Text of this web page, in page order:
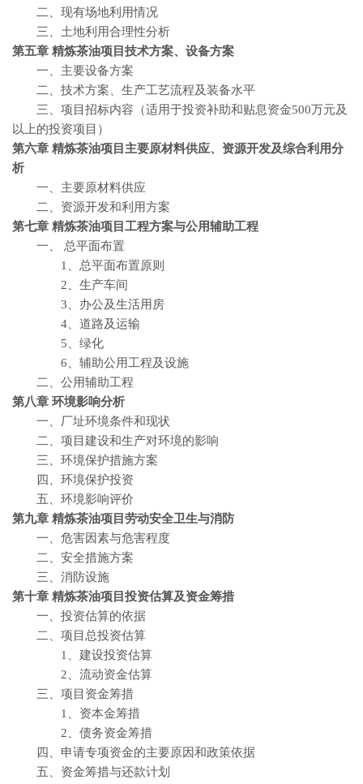
二、现有场地利用情况
三、土地利用合理性分析
第五章 精炼茶油项目技术方案、设备方案
一、主要设备方案
二、技术方案、生产工艺流程及装备水平
三、项目招标内容（适用于投资补助和贴息资金500万元及
以上的投资项目）
第六章 精炼茶油项目主要原材料供应、资源开发及综合利用分
析
一、主要原材料供应
二、资源开发和利用方案
第七章 精炼茶油项目工程方案与公用辅助工程
一、 总平面布置
1、总平面布置原则
2、生产车间
3、办公及生活用房
4、道路及运输
5、绿化
6、辅助公用工程及设施
二、公用辅助工程
第八章 环境影响分析
一、厂址环境条件和现状
二、项目建设和生产对环境的影响
三、环境保护措施方案
四、环境保护投资
五、环境影响评价
第九章 精炼茶油项目劳动安全卫生与消防
一、危害因素与危害程度
二、安全措施方案
三、消防设施
第十章 精炼茶油项目投资估算及资金筹措
一、投资估算的依据
二、项目总投资估算
1、建设投资估算
2、流动资金估算
三、项目资金筹措
1、资本金筹措
2、债务资金筹措
四、申请专项资金的主要原因和政策依据
五、资金筹措与还款计划